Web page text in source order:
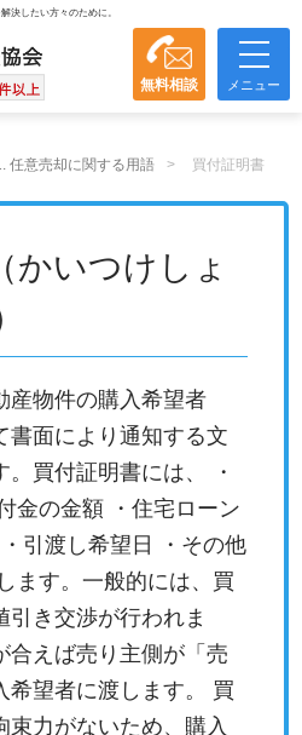
決したい方々のために。
無料相談 メニュー
任意売却に関する用語 買付証明書
かいつけしょ
産物件の購入希望者
書面により通知する文
買付証明書には、 ・
金の金額 ・住宅ローン
引渡し希望日 ・その他
ます。一般的には、買
引き交渉が行われま
合えば売り主側が「売
希望者に渡します。 買
束力がないため、購入